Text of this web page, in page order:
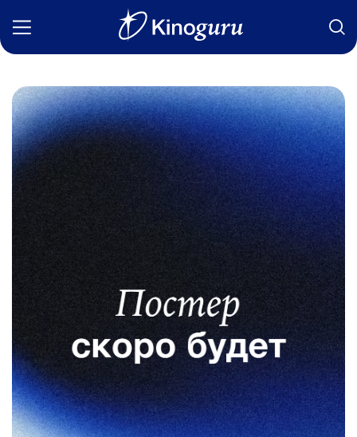
Фильмы
Статьи
Сериалы
Новости
Подборки
Рецензии
О нас
Авторы